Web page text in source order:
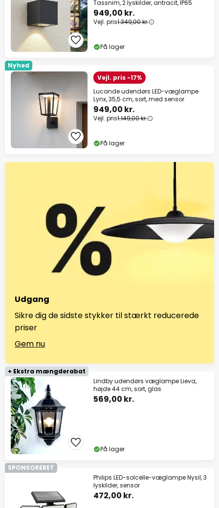
Tassnim, 2 lyskilder, antracit, IP65
949,00 kr.
Vejl. pris1.349,00 kr.
På lager
Nyhed
Vejl. pris -17%
Lucande udendørs LED-væglampe
Lynx, 35,5 cm, sort, med sensor
949,00 kr.
Vejl. pris1.149,00 kr.
På lager
Udgang
Sikre dig de sidste stykker til stærkt reducerede
priser
Gem nu
+ Ekstra mængderabat
Lindby udendørs væglampe Lieva,
højde 44 cm, sort, glas
569,00 kr.
På lager
SPONSORERET
Philips LED-solcelle-væglampe Nysil, 3
lyskilder, sensor
472,00 kr.